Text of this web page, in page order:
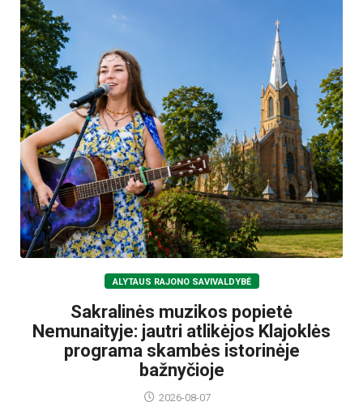
ALYTAUS RAJONO SAVIVALDYBĖ
Sakralinės muzikos popietė
Nemunaityje: jautri atlikėjos Klajoklės
programa skambės istorinėje
bažnyčioje
2026-08-07